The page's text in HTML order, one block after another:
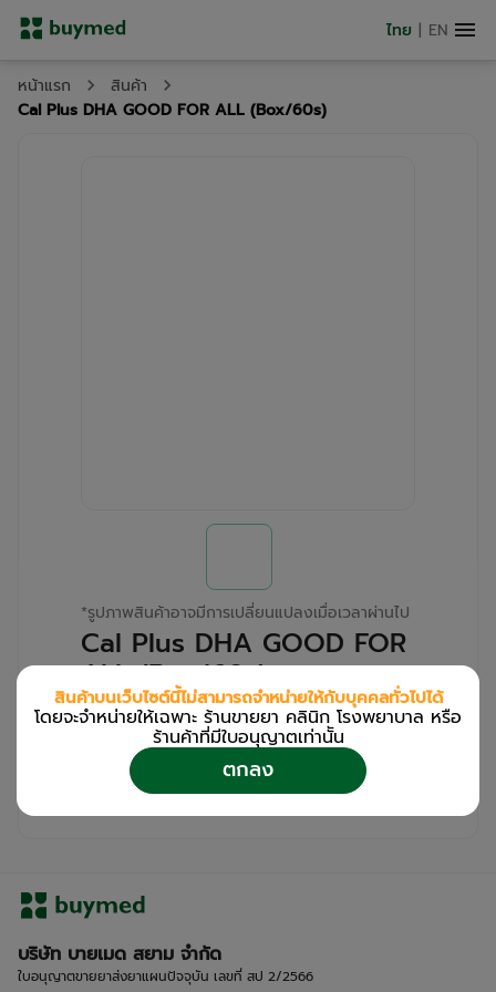
ไทย | EN
หน้าแรก
สินค้า
Cal Plus DHA GOOD FOR ALL (Box/60s)
*รูปภาพสินค้าอาจมีการเปลี่ยนแปลงเมื่อเวลาผ่านไป
Cal Plus DHA GOOD FOR
ALL (Box/60s)
สำหรับลูกค้าเฉพาะร้านขายยา คลินิก และโรง
เข้าสู่ระบบ
ลงทะเบียน
เพื่อดูรายละเอียดเพิ่มเติม
บริษัท บายเมด สยาม จำกัด
ใบอนุญาตขายยาส่งยาแผนปัจจุบัน เลขที่ สป 2/2566
สินค้าบนเว็บไซต์นี้ไม่สามารถจำหน่ายให้กับบุคคลทั่วไปได้
โดยจะจำหน่ายให้เฉพาะ ร้านขายยา คลินิก โรงพยาบาล หรือ
ร้านค้าที่มีใบอนุญาตเท่านััน
ตกลง